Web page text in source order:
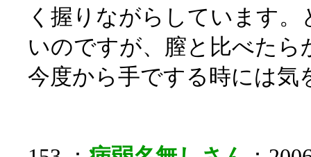
く握りながらしています
いのですが、膣と比べた
今度から手でする時には